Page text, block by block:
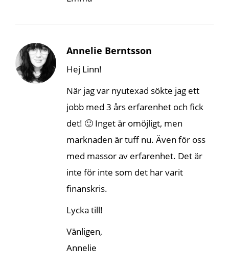
Annelie Berntsson
Hej Linn!
När jag var nyutexad sökte jag ett
jobb med 3 års erfarenhet och fick
det! 🙂 Inget är omöjligt, men
marknaden är tuff nu. Även för oss
med massor av erfarenhet. Det är
inte för inte som det har varit
finanskris.
Lycka till!
Vänligen,
Annelie